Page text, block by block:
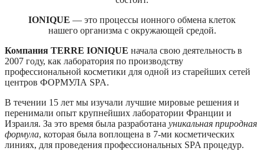
IONIQUE — это процессы ионного обмена клеток
нашего организма с окружающей средой.
Компания TERRE IONIQUE начала свою деятельность в
2007 году, как лаборатория по производству
профессиональной косметики для одной из старейших сетей
центров ФОРМУЛА SPA.
В течении 15 лет мы изучали лучшие мировые решения и
перенимали опыт крупнейших лаборатории Франции и
Израиля. За это время была разработана уникальная природная
формула, которая была воплощена в 7-ми косметических
линиях, для проведения профессиональных SPA процедур.